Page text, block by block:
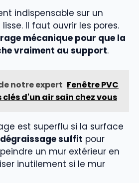
indispensable sur un
Il faut ouvrir les pores.
mécanique pour que la
vraiment au support.
notre expert Fenêtre PVC
d'un air sain chez vous
est superflu si la surface
dégraissage suffit pour
un mur extérieur en
inutilement si le mur